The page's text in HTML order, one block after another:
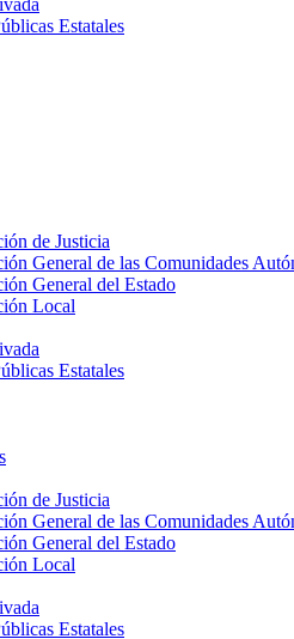
Estatales
de Justicia
General de las Comunidades
General del Estado
Local
Estatales
de Justicia
General de las Comunidades
General del Estado
Local
Estatales